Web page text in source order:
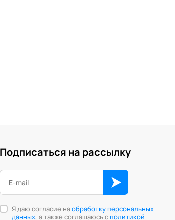
Подписаться на рассылку
Я даю согласие наобработку персональных
данных, а также соглашаюсь сполитикой